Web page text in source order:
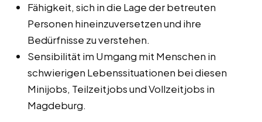
Fähigkeit, sich in die Lage der betreuten
Personen hineinzuversetzen und ihre
Bedürfnisse zu verstehen.
Sensibilität im Umgang mit Menschen in
schwierigen Lebenssituationen bei diesen
Minijobs, Teilzeitjobs und Vollzeitjobs in
Magdeburg.